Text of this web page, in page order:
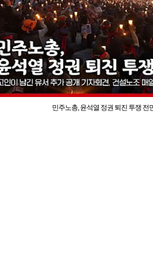
민주노총, 윤석열 정권 퇴진 투쟁 전